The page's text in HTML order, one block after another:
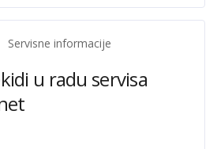
Servisne informacije
u radu servisa